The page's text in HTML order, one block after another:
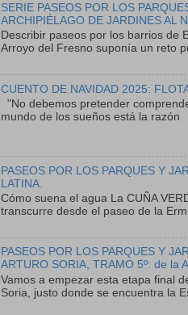
SERIE PASEOS POR LOS
ARCHIPIÉLAGO DE JARDINES AL
Describir paseos por los barrios de
Arroyo del Fresno suponía un reto
CUENTO DE NAVIDAD 2025:
"No debemos pretender
mundo de los sueños está la razón
PASEOS POR LOS PARQUES Y
LATINA.
Cómo suena el agua La CUÑA
transcurre desde el paseo de la
PASEOS POR LOS PARQUES Y
ARTURO SORIA, TRAMO 5º: de la
Vamos a empezar esta etapa final
Soria, justo donde se encuentra la